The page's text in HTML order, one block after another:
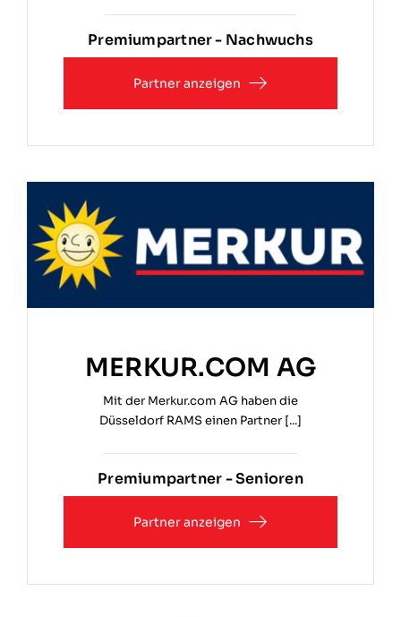
Premiumpartner - Nachwuchs
Partner anzeigen
MERKUR.COM AG
Mit der Merkur.com AG haben die
Düsseldorf RAMS einen Partner [...]
Premiumpartner - Senioren
Partner anzeigen